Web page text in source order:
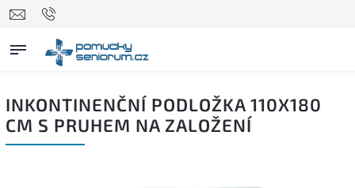
INKONTINENČNÍ PODLOŽKA 110X180
CM S PRUHEM NA ZALOŽENÍ